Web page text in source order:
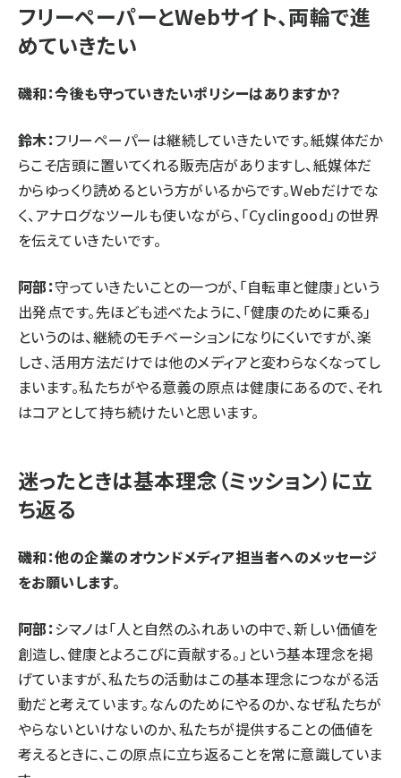
フリーペーパーとWebサイト、両輪で進
めていきたい
磯和：今後も守っていきたいポリシーはありますか？
鈴木：フリーペーパーは継続していきたいです。紙媒体だか
らこそ店頭に置いてくれる販売店がありますし、紙媒体だ
からゆっくり読めるという方がいるからです。Webだけでな
く、アナログなツールも使いながら、「Cyclingood」の世界
を伝えていきたいです。
阿部：守っていきたいことの一つが、「自転車と健康」という
出発点です。先ほども述べたように、「健康のために乗る」
というのは、継続のモチベーションになりにくいですが、楽
しさ、活用方法だけでは他のメディアと変わらなくなってし
まいます。私たちがやる意義の原点は健康にあるので、それ
はコアとして持ち続けたいと思います。
迷ったときは基本理念（ミッション）に立
ち返る
磯和：他の企業のオウンドメディア担当者へのメッセージ
をお願いします。
阿部：シマノは「人と自然のふれあいの中で、新しい価値を
創造し、健康とよろこびに貢献する。」という基本理念を掲
げていますが、私たちの活動はこの基本理念につながる活
動だと考えています。なんのためにやるのか、なぜ私たちが
やらないといけないのか、私たちが提供することの価値を
考えるときに、この原点に立ち返ることを常に意識していま